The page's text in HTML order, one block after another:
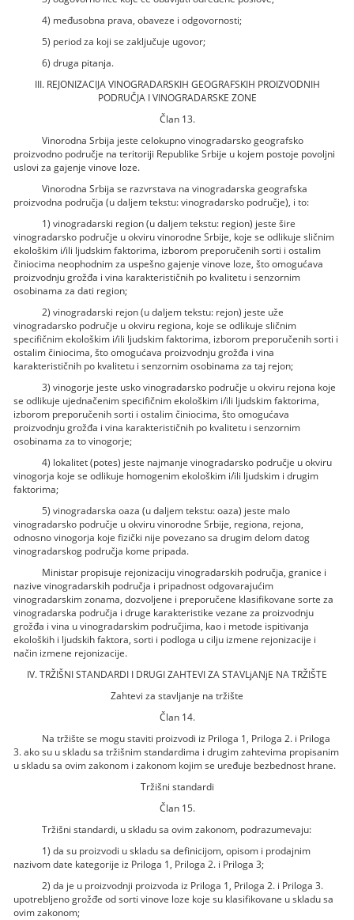
4) međusobna prava, obaveze i odgovornosti;
5) period za koji se zaključuje ugovor;
6) druga pitanja.
III. REJONIZACIJA VINOGRADARSKIH GEOGRAFSKIH PROIZVODNIH
PODRUČJA I VINOGRADARSKE ZONE
Član 13.
Vinorodna Srbija jeste celokupno vinogradarsko geografsko
proizvodno područje na teritoriji Republike Srbije u kojem postoje povoljni
uslovi za gajenje vinove loze.
Vinorodna Srbija se razvrstava na vinogradarska geografska
proizvodna područja (u daljem tekstu: vinogradarsko područje), i to:
1) vinogradarski region (u daljem tekstu: region) jeste šire
vinogradarsko područje u okviru vinorodne Srbije, koje se odlikuje sličnim
ekološkim i/ili ljudskim faktorima, izborom preporučenih sorti i ostalim
činiocima neophodnim za uspešno gajenje vinove loze, što omogućava
proizvodnju grožđa i vina karakterističnih po kvalitetu i senzornim
osobinama za dati region;
2) vinogradarski rejon (u daljem tekstu: rejon) jeste uže
vinogradarsko područje u okviru regiona, koje se odlikuje sličnim
specifičnim ekološkim i/ili ljudskim faktorima, izborom preporučenih sorti i
ostalim činiocima, što omogućava proizvodnju grožđa i vina
karakterističnih po kvalitetu i senzornim osobinama za taj rejon;
3) vinogorje jeste usko vinogradarsko područje u okviru rejona koje
se odlikuje ujednačenim specifičnim ekološkim i/ili ljudskim faktorima,
izborom preporučenih sorti i ostalim činiocima, što omogućava
proizvodnju grožđa i vina karakterističnih po kvalitetu i senzornim
osobinama za to vinogorje;
4) lokalitet (potes) jeste najmanje vinogradarsko područje u okviru
vinogorja koje se odlikuje homogenim ekološkim i/ili ljudskim i drugim
faktorima;
5) vinogradarska oaza (u daljem tekstu: oaza) jeste malo
vinogradarsko područje u okviru vinorodne Srbije, regiona, rejona,
odnosno vinogorja koje fizički nije povezano sa drugim delom datog
vinogradarskog područja kome pripada.
Ministar propisuje rejonizaciju vinogradarskih područja, granice i
nazive vinogradarskih područja i pripadnost odgovarajućim
vinogradarskim zonama, dozvoljene i preporučene klasifikovane sorte za
vinogradarska područja i druge karakteristike vezane za proizvodnju
grožđa i vina u vinogradarskim područjima, kao i metode ispitivanja
ekoloških i ljudskih faktora, sorti i podloga u cilju izmene rejonizacije i
način izmene rejonizacije.
IV. TRŽIŠNI STANDARDI I DRUGI ZAHTEVI ZA STAVLjANjE NA TRŽIŠTE
Zahtevi za stavljanje na tržište
Član 14.
Na tržište se mogu staviti proizvodi iz Priloga 1, Priloga 2. i Priloga
3. ako su u skladu sa tržišnim standardima i drugim zahtevima propisanim
u skladu sa ovim zakonom i zakonom kojim se uređuje bezbednost hrane.
Tržišni standardi
Član 15.
Tržišni standardi, u skladu sa ovim zakonom, podrazumevaju:
1) da su proizvodi u skladu sa definicijom, opisom i prodajnim
nazivom date kategorije iz Priloga 1, Priloga 2. i Priloga 3;
2) da je u proizvodnji proizvoda iz Priloga 1, Priloga 2. i Priloga 3.
upotrebljeno grožđe od sorti vinove loze koje su klasifikovane u skladu sa
ovim zakonom;